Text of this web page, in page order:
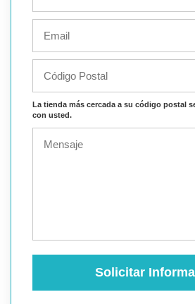
La tienda más cercada a su código postal
con usted.
Solicitar